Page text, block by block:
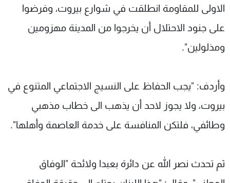
الاولى للمقاومة انطلقت في شوارع بيروت، وفرضوا
على جنود الاحتلال أن يخرجوا من المدينة مهزومين
ومذلولين".
وأردف: "يجب الحفاظ على النسيج الاجتماعي المتنوع في
بيروت، ولا يجوز لاحد أن يذهب الى خطاب مذهبي
وطائفي، فلتكن المنافسة على خدمة العاصمة وأهلها".
ثم تحدث نصر الله عن دائرة بعبدا ولائحة "الوفاق